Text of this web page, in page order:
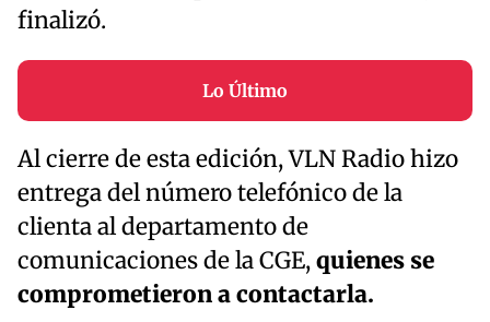
finalizó.
Lo Último
Al cierre de esta edición, VLN Radio hizo
entrega del número telefónico de la
clienta al departamento de
comunicaciones de la CGE,quienes se
comprometieron a contactarla.